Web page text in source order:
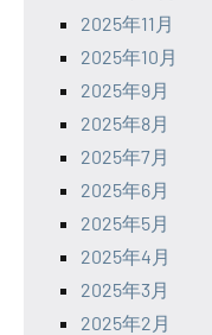
2025年11月
2025年10月
2025年9月
2025年8月
2025年7月
2025年6月
2025年5月
2025年4月
2025年3月
2025年2月